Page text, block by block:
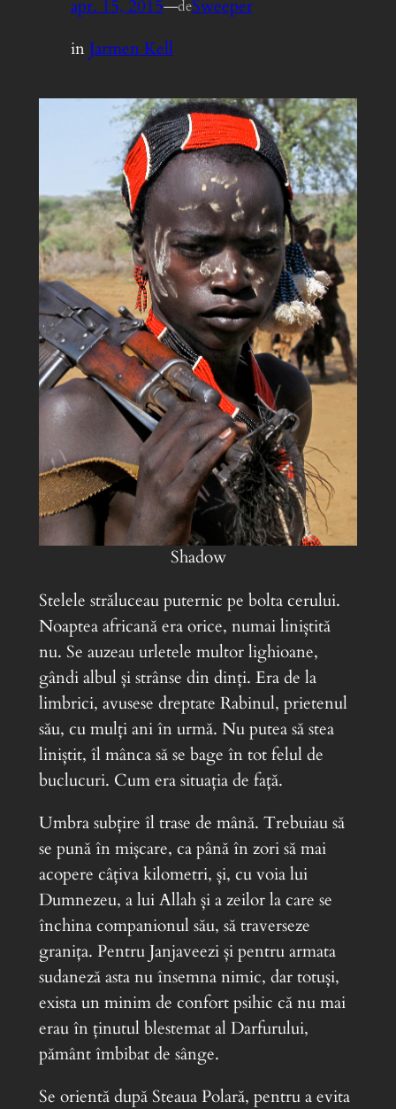
apr. 15, 2015—deSweeper
inJarmen Kell
Shadow
Stelele străluceau puternic pe bolta cerului.
Noaptea africană era orice, numai liniștită
nu. Se auzeau urletele multor lighioane,
gândi albul și strânse din dinți. Era de la
limbrici, avusese dreptate Rabinul, prietenul
său, cu mulți ani în urmă. Nu putea să stea
liniștit, îl mânca să se bage în tot felul de
buclucuri. Cum era situația de față.
Umbra subțire îl trase de mână. Trebuiau să
se pună în mișcare, ca până în zori să mai
acopere câțiva kilometri, și, cu voia lui
Dumnezeu, a lui Allah și a zeilor la care se
închina companionul său, să traverseze
granița. Pentru Janjaveezi și pentru armata
sudaneză asta nu însemna nimic, dar totuși,
exista un minim de confort psihic că nu mai
erau în ținutul blestemat al Darfurului,
pământ îmbibat de sânge.
Se orientă după Steaua Polară, pentru a evita